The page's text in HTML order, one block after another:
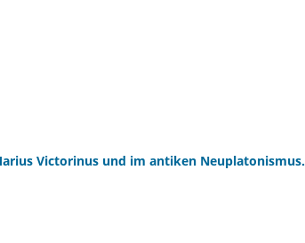
Victorinus und im antiken Neuplatonismus.